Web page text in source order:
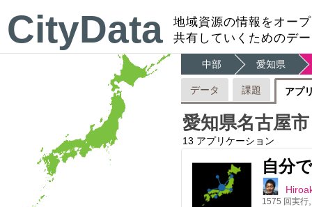
CityData
地域資源の情報をオー
共有していくためのデ
中部 愛知県
データ 課題 アプ
愛知県名古屋市
13 アプリケーション
自分
1575 回実行